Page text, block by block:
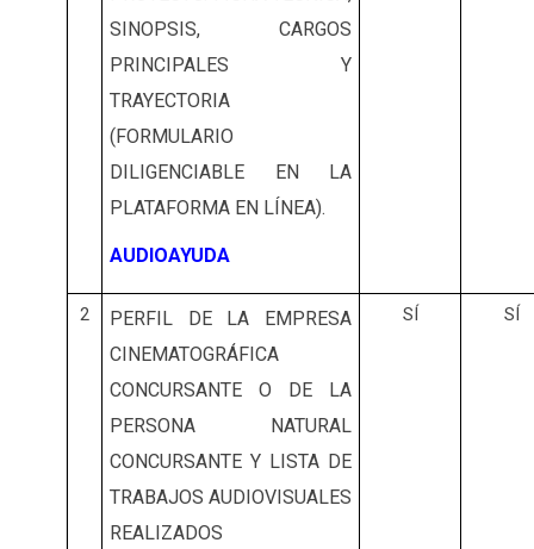
SINOPSIS, CARGOS
PRINCIPALES Y
TRAYECTORIA
(FORMULARIO
DILIGENCIABLE EN LA
PLATAFORMA EN LÍNEA).
AUDIOAYUDA
2
PERFIL DE LA EMPRESA
CINEMATOGRÁFICA
CONCURSANTE O DE LA
PERSONA NATURAL
CONCURSANTE Y LISTA DE
TRABAJOS AUDIOVISUALES
REALIZADOS
SÍ SÍ